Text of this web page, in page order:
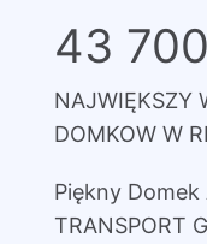
43 700
NAJWIĘKSZY
DOMKOW W
Piękny Domek
TRANSPORT